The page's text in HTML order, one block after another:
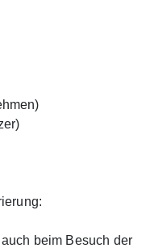
beim Besuch der